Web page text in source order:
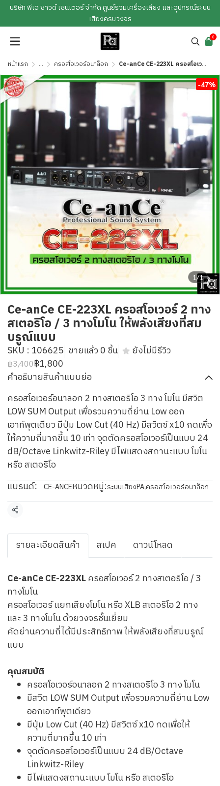
บริษัท พีเอ ซาวด์ เซนเตอร์ จำกัด ศูนย์รวมเครื่องเสียง และอุปกรณ์ระบบ
เสียงครบวงจร
0
หน้าแรก ... ครอสโอเวอร์อนาล็อก Ce-anCe CE-223XL ครอสโอเวอร์ 2 ทางสเตอริโอ / 3 ทางโมโน ให้พลังเสียงที่สมบรูณ์แบบ
1/1
-47%
Ce-anCe CE-223XL ครอสโอเวอร์ 2 ทาง
สเตอริโอ / 3 ทางโมโน ให้พลังเสียงที่สม
บรูณ์แบบ
SKU : 106625 ขายแล้ว 0 ชิ้น ยังไม่มีรีวิว
฿3,400฿1,800
คำอธิบายสินค้าแบบย่อ
ครอสโอเวอร์อนาลอก 2 ทางสเตอริโอ 3 ทาง โมโน มีสวิต
LOW SUM Output เพื่อรวมความถี่ย่าน Low ออก
เอาท์พุตเดียว มีปุ่ม Low Cut (40 Hz) มีสวิตซ์ x10 กดเพื่อ
ให้ความถี่มากขึ้น 10 เท่า จุดตัดครอสโอเวอร์เป็นแบบ 24
dB/Octave Linkwitz-Riley มีไฟแสดงสถานะแบบ โมโน
หรือ สเตอริโอ
แบรนด์:
CE-ANCEหมวดหมู่:ระบบเสียงPA,ครอสโอเวอร์อนาล็อก
แชร์
รายละเอียดสินค้า สเปค ดาวน์โหลด
Ce-anCe CE-223XLครอสโอเวอร์ 2 ทางสเตอริโอ / 3
ทางโมโน
ครอสโอเวอร์ แยกเสียงโมโน หรือ XLB สเตอริโอ 2 ทาง
และ 3 ทางโมโน ด้วยวงจรชั้นเยี่ยม
คัดย่านความถี่ได้มีประสิทธิภาพ ให้พลังเสียงที่สมบรูณ์
แบบ
คุณสมบัติ
ครอสโอเวอร์อนาลอก 2 ทางสเตอริโอ 3 ทาง โมโน
มีสวิต LOW SUM Output เพื่อรวมความถี่ย่าน Low
ออกเอาท์พุตเดียว
มีปุ่ม Low Cut (40 Hz) มีสวิตซ์ x10 กดเพื่อให้
ความถี่มากขึ้น 10 เท่า
จุดตัดครอสโอเวอร์เป็นแบบ 24 dB/Octave
Linkwitz-Riley
มีไฟแสดงสถานะแบบ โมโน หรือ สเตอริโอ